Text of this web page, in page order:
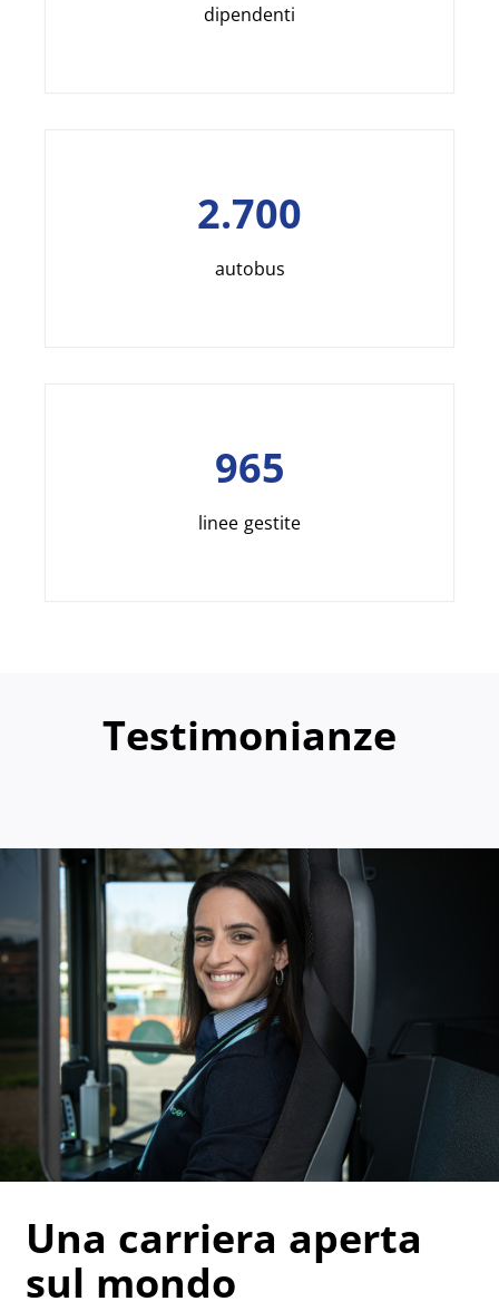
dipendenti
2.700
autobus
965
linee gestite
Testimonianze
Una carriera aperta
sul mondo